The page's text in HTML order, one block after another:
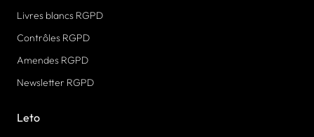
Livres blancs RGPD
Contrôles RGPD
Amendes RGPD
Newsletter RGPD
Leto